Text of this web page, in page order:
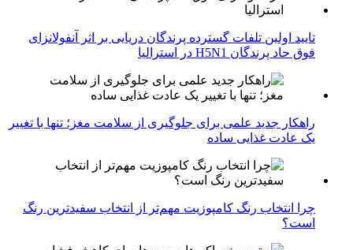
تایید اولین تلفات گسترده پرندگان دریایی بر اثر آنفولانزای
فوق حاد پرندگان H5N1 در استرالیا
راهکار جدید علمی برای جلوگیری از سلامت مغز؛ تنها با تغییر
یک عادت غذایی ساده
چرا انتخاب رنگ کامپوزیت مهم‌تر از انتخاب سفیدترین رنگ
است؟